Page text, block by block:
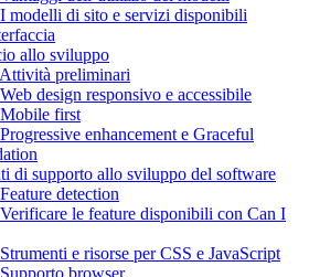
modelli di sito e servizi disponibili
allo sviluppo
preliminari
design responsivo e accessibile
first
enhancement e Graceful
di supporto allo sviluppo del software
detection
le feature disponibili con Can I
e risorse per CSS e JavaScript
browser